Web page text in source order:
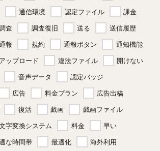
通信環境 認定ファイル
課金
査 調査復旧 送る
送信履歴
報 規約 通報ボタン
通知機能
ップロード 違法ファイル
開けない
音声データ
認定バッジ
広告 料金プラン
広告出稿
復活 戯画
戯画ファイル
字変換システム 料金
早い
な時間帯 最適化
海外利用